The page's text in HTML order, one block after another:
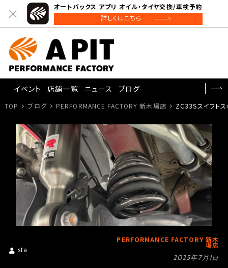
オートバックス アプリ オイル・タイヤ交換/車検予約
詳しくはこちら
イベント 店舗一覧 ニュース ブログ
TOP ブログ PERFORMANCE FACTORY 新木場店 ZC33Sスイフト
sta
PERFORMANCE FACTORY 新木
場店
2025年7月1日